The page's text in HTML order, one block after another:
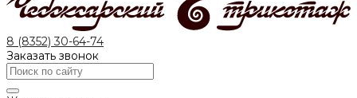
8 (8352) 30-64-74
Заказать звонок